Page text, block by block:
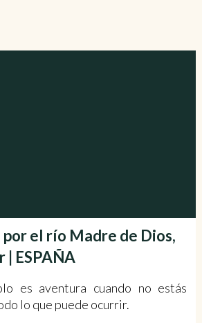
por el río Madre de Dios,
ESPAÑA
es aventura cuando no estás
lo que puede ocurrir.